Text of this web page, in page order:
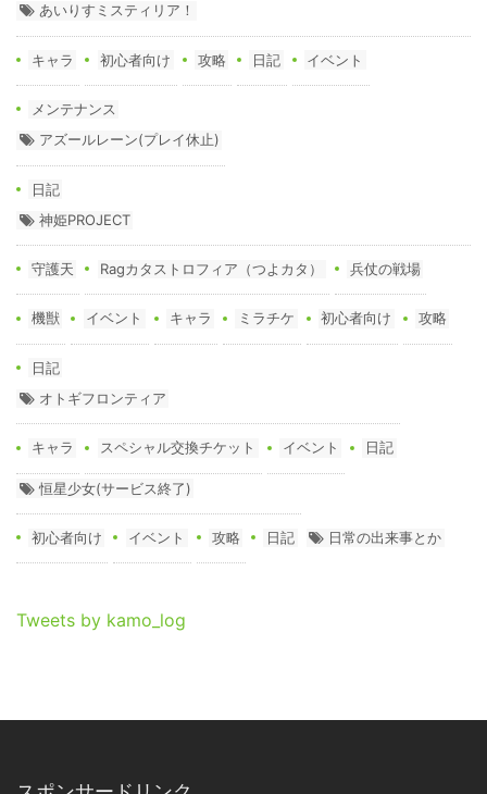
あいりすミスティリア！
キャラ 初心者向け 攻略 日記 イベント
メンテナンス
アズールレーン(プレイ休止)
日記
神姫PROJECT
守護天 Ragカタストロフィア（つよカタ） 兵仗の戦場
機獣 イベント キャラ ミラチケ 初心者向け 攻略
日記
オトギフロンティア
キャラ スペシャル交換チケット イベント 日記
恒星少女(サービス終了)
初心者向け イベント 攻略 日記 日常の出来事とか
Tweets by kamo_log